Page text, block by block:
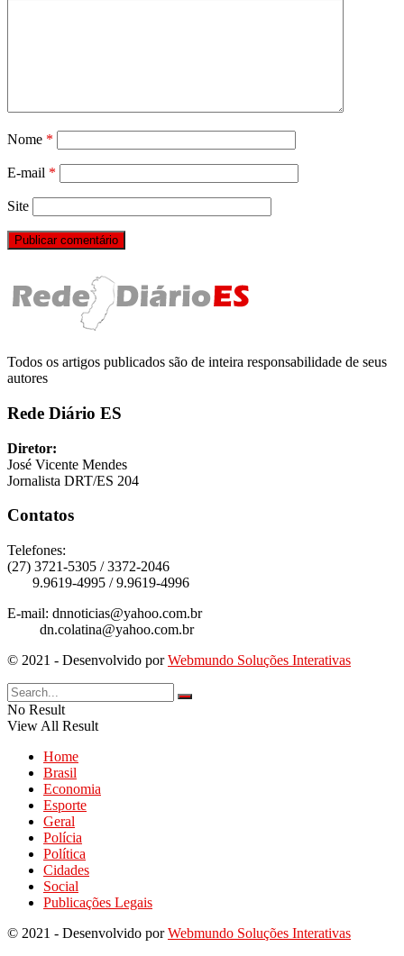
Nome *
E-mail *
Site
Todos os artigos publicados são de inteira responsabilidade de seus
autores
Rede Diário ES
Diretor:
José Vicente Mendes
Jornalista DRT/ES 204
Contatos
Telefones:
(27) 3721-5305 / 3372-2046
9.9619-4995 / 9.9619-4996
E-mail: dnnoticias@yahoo.com.br
dn.colatina@yahoo.com.br
© 2021 - Desenvolvido porWebmundo Soluções Interativas
No Result
View All Result
Home
Brasil
Economia
Esporte
Geral
Polícia
Política
Cidades
Social
Publicações Legais
© 2021 - Desenvolvido porWebmundo Soluções Interativas